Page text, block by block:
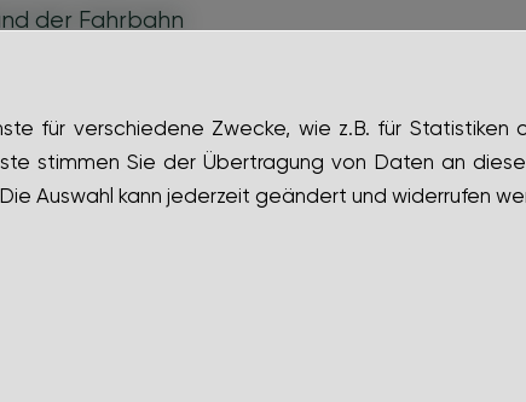
der Fahrbahn
für verschiedene Zwecke, wie z.B. für Statistiken
stimmen Sie der Übertragung von Daten an
Auswahl kann jederzeit geändert und widerrufen